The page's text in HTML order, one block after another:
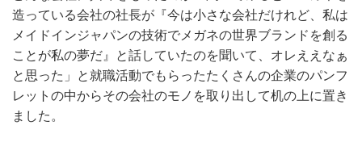
造っている会社の社長が『今は小さな会社だけれど、私は
メイドインジャパンの技術でメガネの世界ブランドを創る
ことが私の夢だ』と話していたのを聞いて、オレええなぁ
と思った」と就職活動でもらったたくさんの企業のパンフ
レットの中からその会社のモノを取り出して机の上に置き
ました。